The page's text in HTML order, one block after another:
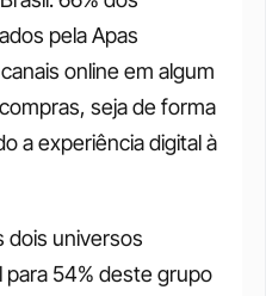
pela Apas
online em algum
seja de forma
a experiência digital à
dois universos
para 54% deste grupo